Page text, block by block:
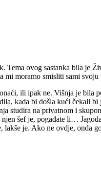
Tema ovog sastanka bila
mi moramo smisliti sami
ili ipak ne. Višnja je bila
kada bi došla kući čekali
na privatnom i
šef je, pogađate li…
je. Ako ne ovdje, onda